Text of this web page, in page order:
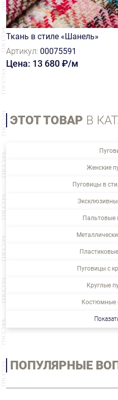
Ткань в стиле «Шанель»
Артикул: 00075591
Цена: 13 680 ₽/м
ЭТОТ ТОВАР В
Женские
Пуговицы в
Пальтовые
Пуговицы с
Круглые
Костюмные
ПОПУЛЯРНЫЕ